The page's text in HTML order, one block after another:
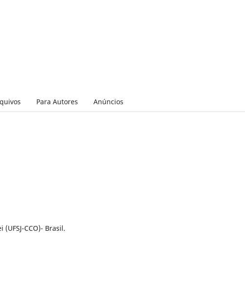
Para Autores Anúncios
CCO)- Brasil.